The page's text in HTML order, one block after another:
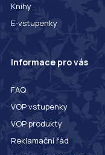
Knihy
E-vstupenky
Informace pro vás
FAQ
VOP vstupenky
VOP produkty
Reklamační řád